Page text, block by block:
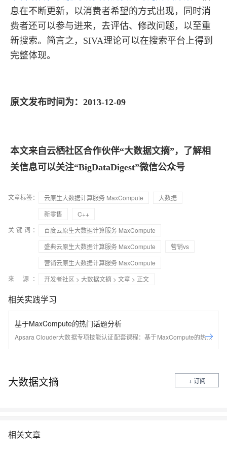
息在不断更新，以消费者希望的方式出现，同时消
费者还可以参与进来，去评估、修改问题，以至重
新搜索。简言之，SIVA理论可以在搜索平台上得到
完整体现。
原文发布时间为：2013-12-09
本文来自云栖社区合作伙伴“大数据文摘”，了解相
关信息可以关注“BigDataDigest”微信公众号
文章标签： 云原生大数据计算服务 MaxCompute
大数据
新零售
C++
关键词：
百度云原生大数据计算服务 MaxCompute
盛典云原生大数据计算服务 MaxCompute
营销vs
营销云原生大数据计算服务 MaxCompute
来 源：
开发者社区 > 大数据文摘 > 文章 > 正文
相关实践学习
基于MaxCompute的热门话题分析
Apsara Clouder大数据专项技能认证配套课程：基于MaxCompute的热门
大数据文摘 + 订阅
相关文章